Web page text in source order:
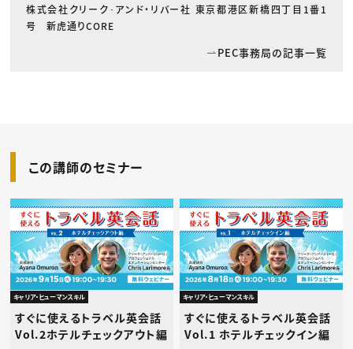
株式会社クリーク･アンド・リバー社 東京都港区新橋四丁目1番1
号 新虎通りCORE
PEC事務局の記事一覧
この講師のセミナー
キャリア・ヒューマンスキル
すぐに使えるトラベル英会話
Vol.2ホテルチェックアウト編
キャリア・ヒューマンスキル
すぐに使えるトラベル英会話
Vol.1 ホテルチェックイン編